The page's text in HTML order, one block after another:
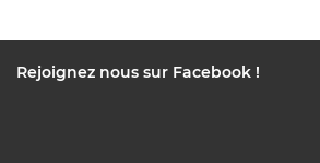
Rejoignez nous sur Facebook !